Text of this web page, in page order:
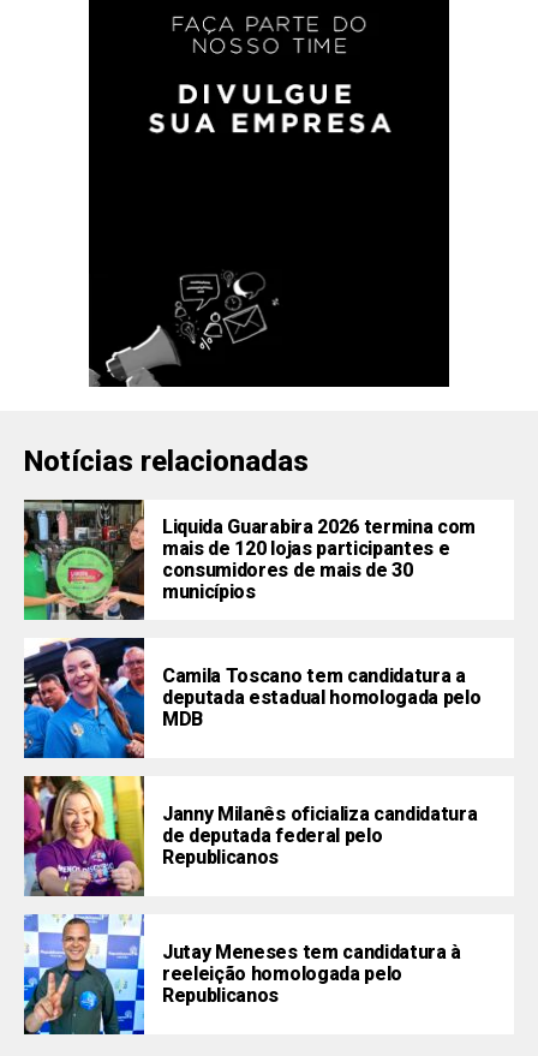
Notícias relacionadas
Liquida Guarabira 2026 termina com
mais de 120 lojas participantes e
consumidores de mais de 30
municípios
Camila Toscano tem candidatura a
deputada estadual homologada pelo
MDB
Janny Milanês oficializa candidatura
de deputada federal pelo
Republicanos
Jutay Meneses tem candidatura à
reeleição homologada pelo
Republicanos